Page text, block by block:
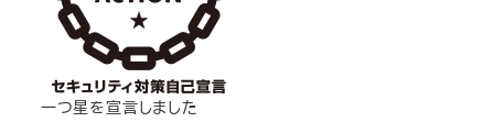
一つ星を宣言しました